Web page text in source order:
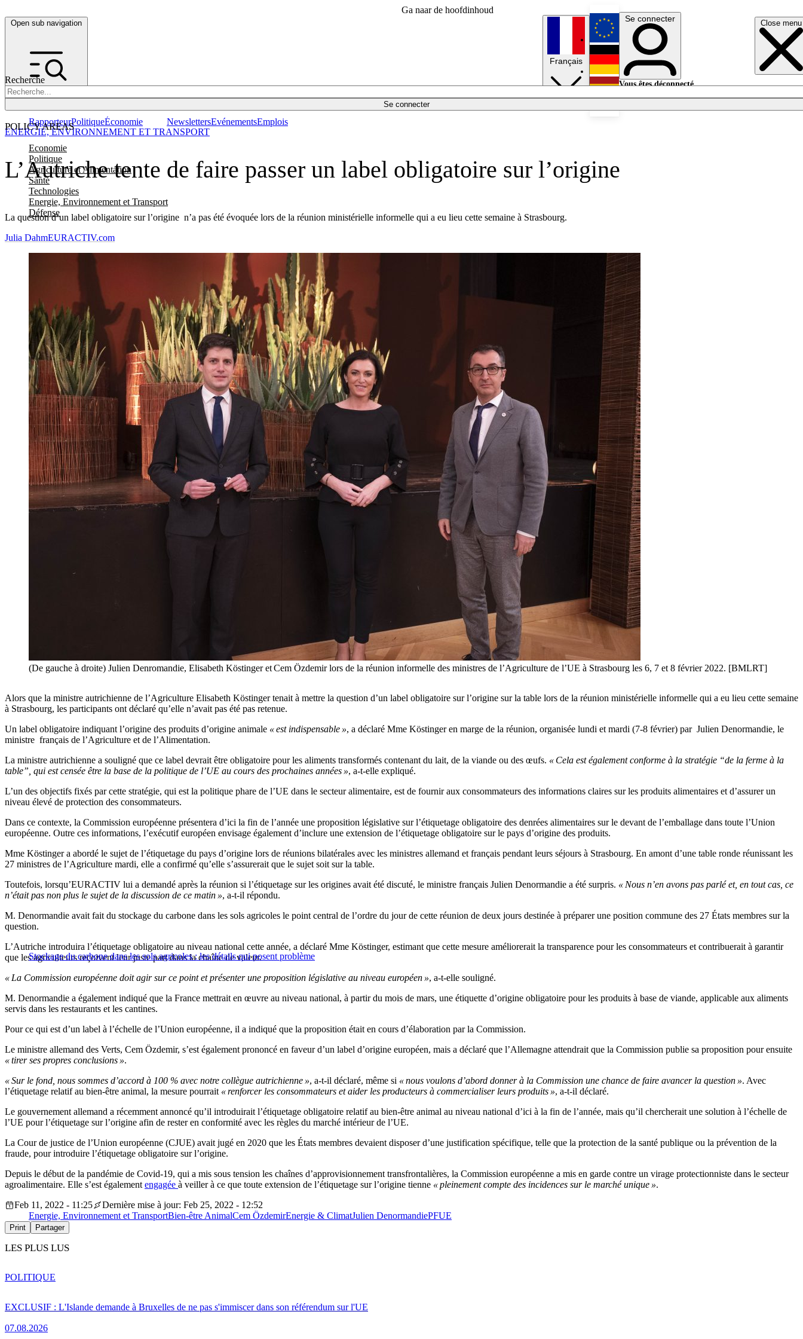
Ga naar de hoofdinhoud
Open sub navigation Close menu
Recherche
Se connecter
POLICY AREAS
Economie
Politique
Agriculture et Alimentation
Santé
Technologies
Energie, Environnement et Transport
Défense
RapporteurPolitiqueÉconomie NewslettersEvénementsEmplois
Français
English
Deutsch
Se connecter
Vous êtes déconnecté.
L’Autriche tente de faire passer un label obligatoire sur l’origine
La question d’un label obligatoire sur l’origine n’a pas été évoquée lors de la réunion ministérielle informelle qui a eu lieu cette semaine à Strasbourg.
ENERGIE, ENVIRONNEMENT ET TRANSPORT
Julia DahmEURACTIV.com
(De gauche à droite) Julien Denromandie, Elisabeth Köstinger et Cem Özdemir lors de la réunion informelle des ministres de l’Agriculture de l’UE à Strasbourg les 6, 7 et 8 février 2022. [BMLRT]
Alors que la ministre autrichienne de l’Agriculture Elisabeth Köstinger tenait à mettre la question d’un label obligatoire sur l’origine sur la table lors de la réunion ministérielle informelle qui a eu lieu cette semaine
à Strasbourg, les participants ont déclaré qu’elle n’avait pas été pas retenue.
Un label obligatoire indiquant l’origine des produits d’origine animale « est indispensable », a déclaré Mme Köstinger en marge de la réunion, organisée lundi et mardi (7-8 février) par Julien Denormandie, le
ministre français de l’Agriculture et de l’Alimentation.
La ministre autrichienne a souligné que ce label devrait être obligatoire pour les aliments transformés contenant du lait, de la viande ou des œufs. « Cela est également conforme à la stratégie “de la ferme à la
table”, qui est censée être la base de la politique de l’UE au cours des prochaines années », a-t-elle expliqué.
L’un des objectifs fixés par cette stratégie, qui est la politique phare de l’UE dans le secteur alimentaire, est de fournir aux consommateurs des informations claires sur les produits alimentaires et d’assurer un
niveau élevé de protection des consommateurs.
Dans ce contexte, la Commission européenne présentera d’ici la fin de l’année une proposition législative sur l’étiquetage obligatoire des denrées alimentaires sur le devant de l’emballage dans toute l’Union
européenne. Outre ces informations, l’exécutif européen envisage également d’inclure une extension de l’étiquetage obligatoire sur le pays d’origine des produits.
Mme Köstinger a abordé le sujet de l’étiquetage du pays d’origine lors de réunions bilatérales avec les ministres allemand et français pendant leurs séjours à Strasbourg. En amont d’une table ronde réunissant les
27 ministres de l’Agriculture mardi, elle a confirmé qu’elle s’assurerait que le sujet soit sur la table.
Toutefois, lorsqu’EURACTIV lui a demandé après la réunion si l’étiquetage sur les origines avait été discuté, le ministre français Julien Denormandie a été surpris. « Nous n’en avons pas parlé et, en tout cas, ce
n’était pas non plus le sujet de la discussion de ce matin », a-t-il répondu.
M. Denormandie avait fait du stockage du carbone dans les sols agricoles le point central de l’ordre du jour de cette réunion de deux jours destinée à préparer une position commune des 27 États membres sur la
question.
Stockage du carbone dans les sols agricoles : les détails qui posent problème
L’Autriche introduira l’étiquetage obligatoire au niveau national cette année, a déclaré Mme Köstinger, estimant que cette mesure améliorerait la transparence pour les consommateurs et contribuerait à garantir
que les agriculteurs reçoivent leur juste part dans la chaîne de valeur.
« La Commission européenne doit agir sur ce point et présenter une proposition législative au niveau européen », a-t-elle souligné.
M. Denormandie a également indiqué que la France mettrait en œuvre au niveau national, à partir du mois de mars, une étiquette d’origine obligatoire pour les produits à base de viande, applicable aux aliments
servis dans les restaurants et les cantines.
Pour ce qui est d’un label à l’échelle de l’Union européenne, il a indiqué que la proposition était en cours d’élaboration par la Commission.
Le ministre allemand des Verts, Cem Özdemir, s’est également prononcé en faveur d’un label d’origine européen, mais a déclaré que l’Allemagne attendrait que la Commission publie sa proposition pour ensuite
« tirer ses propres conclusions ».
« Sur le fond, nous sommes d’accord à 100 % avec notre collègue autrichienne », a-t-il déclaré, même si « nous voulons d’abord donner à la Commission une chance de faire avancer la question ». Avec
l’étiquetage relatif au bien-être animal, la mesure pourrait « renforcer les consommateurs et aider les producteurs à commercialiser leurs produits », a-t-il déclaré.
Le gouvernement allemand a récemment annoncé qu’il introduirait l’étiquetage obligatoire relatif au bien-être animal au niveau national d’ici à la fin de l’année, mais qu’il chercherait une solution à l’échelle de
l’UE pour l’étiquetage sur l’origine afin de rester en conformité avec les règles du marché intérieur de l’UE.
La Cour de justice de l’Union européenne (CJUE) avait jugé en 2020 que les États membres devaient disposer d’une justification spécifique, telle que la protection de la santé publique ou la prévention de la
fraude, pour introduire l’étiquetage obligatoire sur l’origine.
Depuis le début de la pandémie de Covid-19, qui a mis sous tension les chaînes d’approvisionnement transfrontalières, la Commission européenne a mis en garde contre un virage protectionniste dans le secteur
agroalimentaire. Elle s’est également engagée à veiller à ce que toute extension de l’étiquetage sur l’origine tienne « pleinement compte des incidences sur le marché unique ».
Feb 11, 2022 - 11:25
Dernière mise à jour: Feb 25, 2022 - 12:52
Energie, Environnement et TransportBien-être AnimalCem ÖzdemirEnergie & ClimatJulien DenormandiePFUE
Print Partager
LES PLUS LUS
EXCLUSIF : L'Islande demande à Bruxelles de ne pas s'immiscer dans son référendum sur l'UE
07.08.2026
POLITIQUE